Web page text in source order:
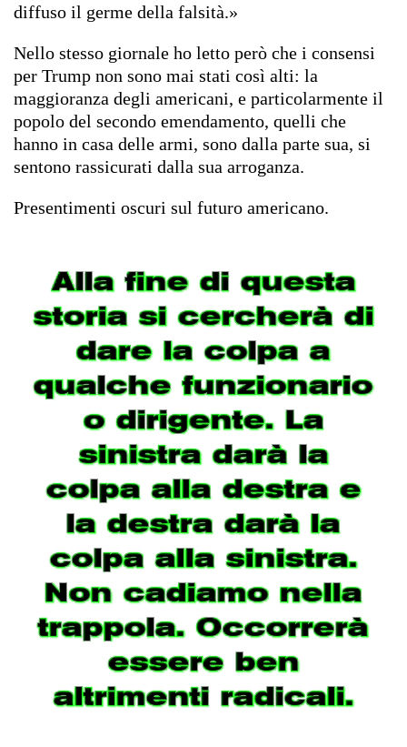
diffuso il germe della falsità.»
Nello stesso giornale ho letto però che i consensi
per Trump non sono mai stati così alti: la
maggioranza degli americani, e particolarmente il
popolo del secondo emendamento, quelli che
hanno in casa delle armi, sono dalla parte sua, si
sentono rassicurati dalla sua arroganza.
Presentimenti oscuri sul futuro americano.
Alla fine di questa
storia si cercherà di
dare la colpa a
qualche funzionario
o dirigente. La
sinistra darà la
colpa alla destra e
la destra darà la
colpa alla sinistra.
Non cadiamo nella
trappola. Occorrerà
essere ben
altrimenti radicali.